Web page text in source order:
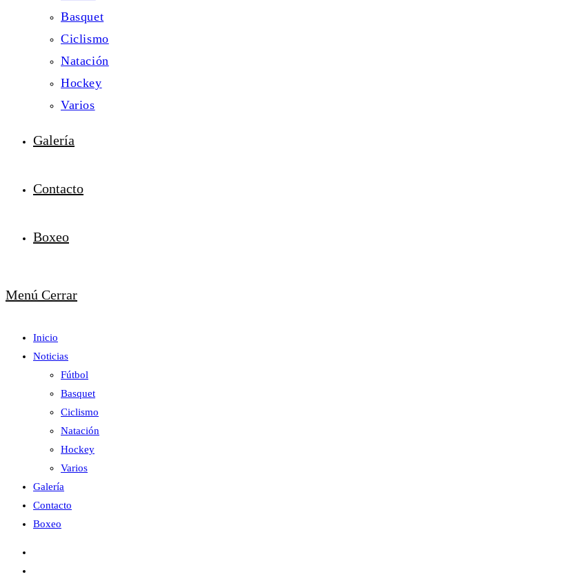
Basquet
Ciclismo
Natación
Hockey
Varios
Galería
Contacto
Boxeo
Menú Cerrar
Inicio
Noticias
Fútbol
Basquet
Ciclismo
Natación
Hockey
Varios
Galería
Contacto
Boxeo